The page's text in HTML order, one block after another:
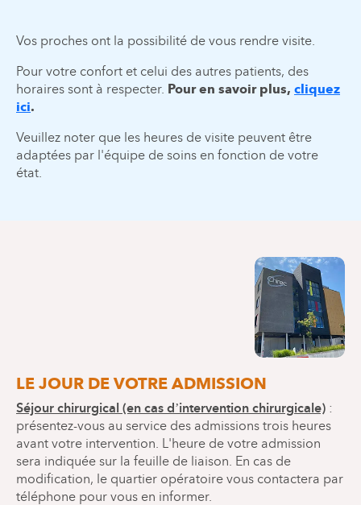
Vos proches ont la possibilité de vous rendre visite.
Pour votre confort et celui des autres patients, des
horaires sont à respecter. Pour en savoir plus, cliquez
ici.
Veuillez noter que les heures de visite peuvent être
adaptées par l'équipe de soins en fonction de votre
état.
LE JOUR DE VOTRE ADMISSION
Séjour chirurgical (en cas d’intervention chirurgicale) :
présentez-vous au service des admissions trois heures
avant votre intervention. L'heure de votre admission
sera indiquée sur la feuille de liaison. En cas de
modification, le quartier opératoire vous contactera par
téléphone pour vous en informer.